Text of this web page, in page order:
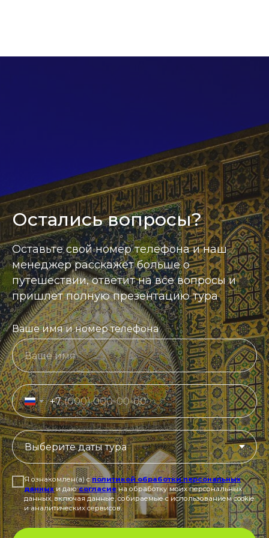
Остались вопросы?
Оставьте свой номер телефона и наш
менеджер расскажет больше о
путешествии, ответит на все вопросы и
пришлет полную презентацию тура
Ваше имя и номер телефона
+7
Я ознакомлен(а) сполитикой обработки персональных
данныхи даюсогласиена обработку моих персональных
данных, включая данные, собираемые с использованием cookie
и аналитических сервисов.